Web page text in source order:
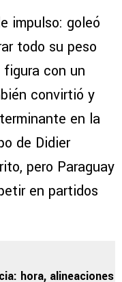
impulso: goleó
todo su peso
con un
convirtió y
en la
de Didier
pero Paraguay
en partidos
hora, alineaciones